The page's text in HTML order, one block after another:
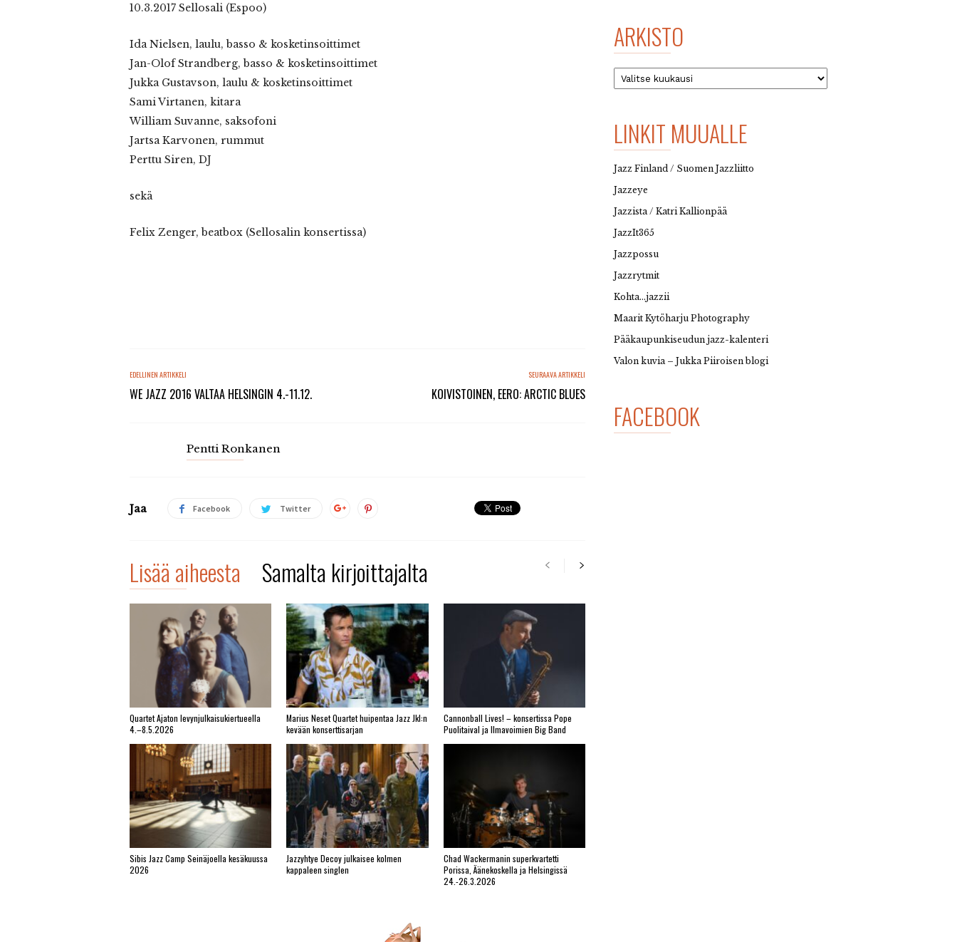
10.3.2017 Sellosali (Espoo)
Ida Nielsen, laulu, basso & kosketinsoittimet
Jan-Olof Strandberg, basso & kosketinsoittimet
Jukka Gustavson, laulu & kosketinsoittimet
Sami Virtanen, kitara
William Suvanne, saksofoni
Jartsa Karvonen, rummut
Perttu Siren, DJ
sekä
Felix Zenger, beatbox (Sellosalin konsertissa)
EDELLINEN ARTIKKELI
WE JAZZ 2016 VALTAA HELSINGIN 4.-11.12.
SEURAAVA ARTIKKELI
KOIVISTOINEN, EERO: ARCTIC BLUES
Pentti Ronkanen
Jaa Facebook Twitter
Lisää aiheesta Samalta kirjoittajalta
Quartet Ajaton levynjulkaisukiertueella
4.–8.5.2026
Marius Neset Quartet huipentaa Jazz Jkl:n
kevään konserttisarjan
Cannonball Lives! – konsertissa Pope
Puolitaival ja Ilmavoimien Big Band
Sibis Jazz Camp Seinäjoella kesäkuussa
2026
Jazzyhtye Decoy julkaisee kolmen
kappaleen singlen
Chad Wackermanin superkvartetti
Porissa, Äänekoskella ja Helsingissä
24.-26.3.2026
ARKISTO
Arkisto
LINKIT MUUALLE
Jazz Finland / Suomen Jazzliitto
Jazzeye
Jazzista / Katri Kallionpää
JazzIt365
Jazzpossu
Jazzrytmit
Kohta…jazzii
Maarit Kytöharju Photography
Pääkaupunkiseudun jazz-kalenteri
Valon kuvia – Jukka Piiroisen blogi
FACEBOOK